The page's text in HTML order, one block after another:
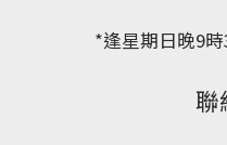
*逢星期日晚9
聯